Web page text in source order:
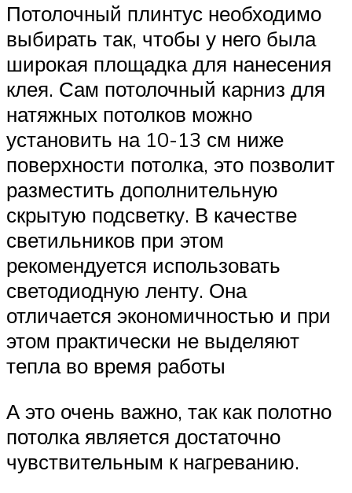
Потолочный плинтус необходимо
выбирать так, чтобы у него была
широкая площадка для нанесения
клея. Сам потолочный карниз для
натяжных потолков можно
установить на 10-13 см ниже
поверхности потолка, это позволит
разместить дополнительную
скрытую подсветку. В качестве
светильников при этом
рекомендуется использовать
светодиодную ленту. Она
отличается экономичностью и при
этом практически не выделяют
тепла во время работы
А это очень важно, так как полотно
потолка является достаточно
чувствительным к нагреванию.